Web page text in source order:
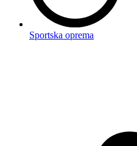
Sportska oprema